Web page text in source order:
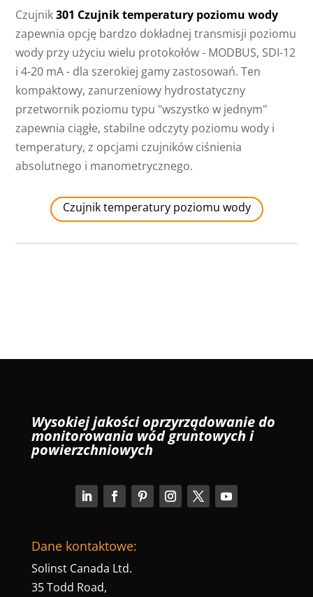
Czujnik301 Czujnik temperatury poziomu wody
zapewnia opcję bardzo dokładnej transmisji poziomu
wody przy użyciu wielu protokołów - MODBUS, SDI-12
i 4-20 mA - dla szerokiej gamy zastosowań. Ten
kompaktowy, zanurzeniowy hydrostatyczny
przetwornik poziomu typu "wszystko w jednym"
zapewnia ciągłe, stabilne odczyty poziomu wody i
temperatury, z opcjami czujników ciśnienia
absolutnego i manometrycznego.
Czujnik temperatury poziomu wody
Wysokiej jakości oprzyrządowanie do
monitorowania wód gruntowych i
powierzchniowych
Dane kontaktowe:
Solinst Canada Ltd.
35 Todd Road,